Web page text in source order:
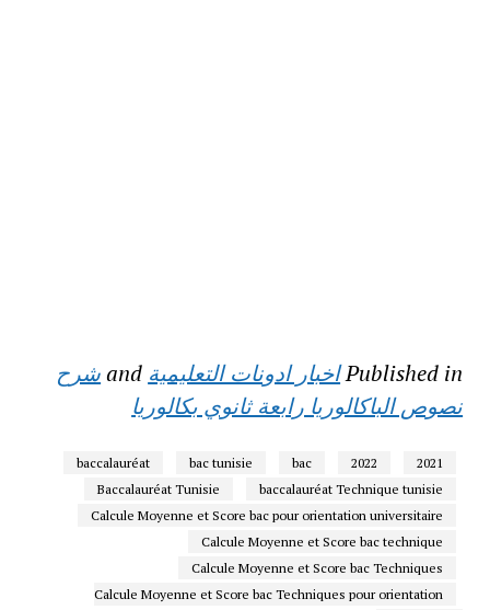
Published inاخبار ادونات التعليمية
شرح
نصوص الباكالوريا رابعة ثانوي بكالوريا
2021
2022
bac
bac tunisie
baccalauréat
baccalauréat Technique tunisie
Baccalauréat Tunisie
Calcule Moyenne et Score bac pour orientation universitaire
Calcule Moyenne et Score bac technique
Calcule Moyenne et Score bac Techniques
Calcule Moyenne et Score bac Techniques pour orientation